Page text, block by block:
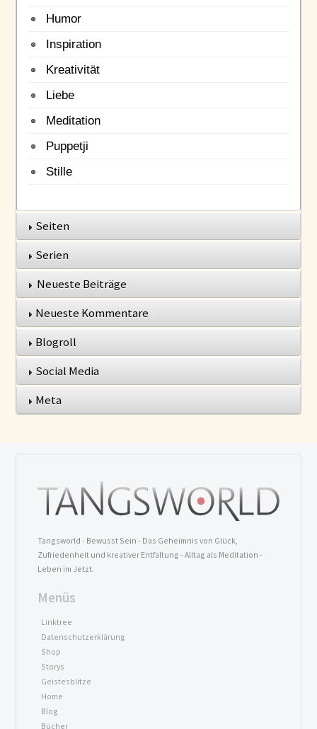
Humor
Inspiration
Kreativität
Liebe
Meditation
Puppetji
Stille
Seiten
Serien
Neueste Beiträge
Neueste Kommentare
Blogroll
Social Media
Meta
Tangsworld - Bewusst Sein - Das Geheimnis von Glück,
Zufriedenheit und kreativer Entfaltung - Alltag als Meditation -
Leben im Jetzt.
Menüs
Linktree
Datenschutzerklärung
Shop
Storys
Geistesblitze
Home
Blog
Bücher